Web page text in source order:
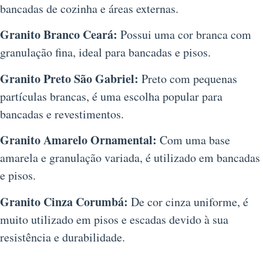
bancadas de cozinha e áreas externas.
Granito Branco Ceará: Possui uma cor branca com
granulação fina, ideal para bancadas e pisos.
Granito Preto São Gabriel: Preto com pequenas
partículas brancas, é uma escolha popular para
bancadas e revestimentos.
Granito Amarelo Ornamental: Com uma base
amarela e granulação variada, é utilizado em bancadas
e pisos.
Granito Cinza Corumbá: De cor cinza uniforme, é
muito utilizado em pisos e escadas devido à sua
resistência e durabilidade.